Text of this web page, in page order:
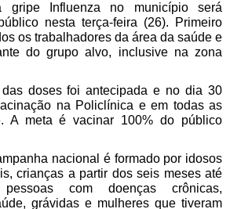
Influenza no município será
nesta terça-feira (26). Primeiro
os trabalhadores da área da saúde e
do grupo alvo, inclusive na zona
doses foi antecipada e no dia 30
na Policlínica e em todas as
A meta é vacinar 100% do público
nacional é formado por idosos
crianças a partir dos seis meses até
com doenças crônicas,
grávidas e mulheres que tiveram